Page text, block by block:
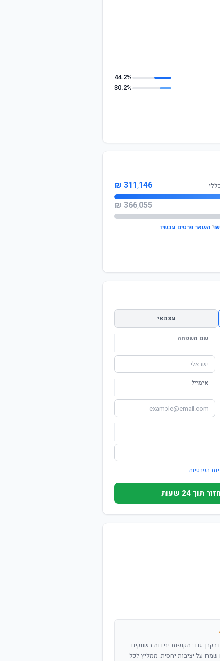
44.2%
30.2%
311,146 ₪
366,055 ₪
?השאר פרטים עכשיו
עצמאי
שם משפחה
אימייל
הפרטיות
24 שעות
שנים בקרן. גם בתקופות ירידות בשווקים
שמרו על יציבות יחסית. ממליץ לכל